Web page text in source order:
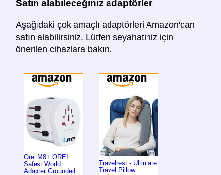
Satın alabileceğiniz adaptörler
Aşağıdaki çok amaçlı adaptörleri Amazon'dan
satın alabilirsiniz. Lütfen seyahatiniz için
önerilen cihazlara bakın.
Orei M8+ OREI
Safest World
Adapter Grounded
Travelrest - Ultimate
Travel Pillow